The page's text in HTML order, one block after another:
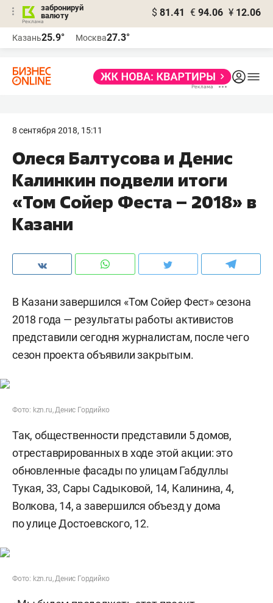
забронируй
валюту
$ 81.41 € 94.06 ¥ 12.06
Казань25.9° Москва27.3°
8 сентября 2018, 15:11
Олеся Балтусова и Денис
Калинкин подвели итоги
«Том Сойер Феста – 2018» в
Казани
В Казани завершился «Том Сойер Фест» сезона
2018 года — результаты работы активистов
представили сегодня журналистам, после чего
сезон проекта объявили закрытым.
Фото: kzn.ru, Денис Гордийко
Так, общественности представили 5 домов,
отреставрированных в ходе этой акции: это
обновленные фасады по улицам Габдуллы
Тукая, 33, Сары Садыковой, 14, Калинина, 4,
Волкова, 14, а завершился объезд у дома
по улице Достоевского, 12.
Фото: kzn.ru, Денис Гордийко